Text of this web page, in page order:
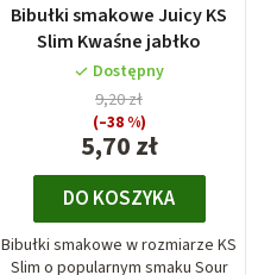
Bibułki smakowe Juicy KS
Slim Kwaśne jabłko
Dostępny
5,70 zł
9,20 zł
(–38 %)
DO KOSZYKA
Bibułki smakowe w rozmiarze KS
Slim o popularnym smaku Sour